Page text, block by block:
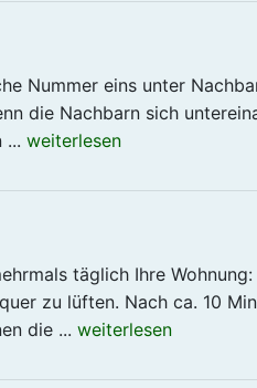
Nummer eins unter
die Nachbarn sich
... weiterlesen
täglich Ihre
zu lüften. Nach ca. 10
die ... weiterlesen